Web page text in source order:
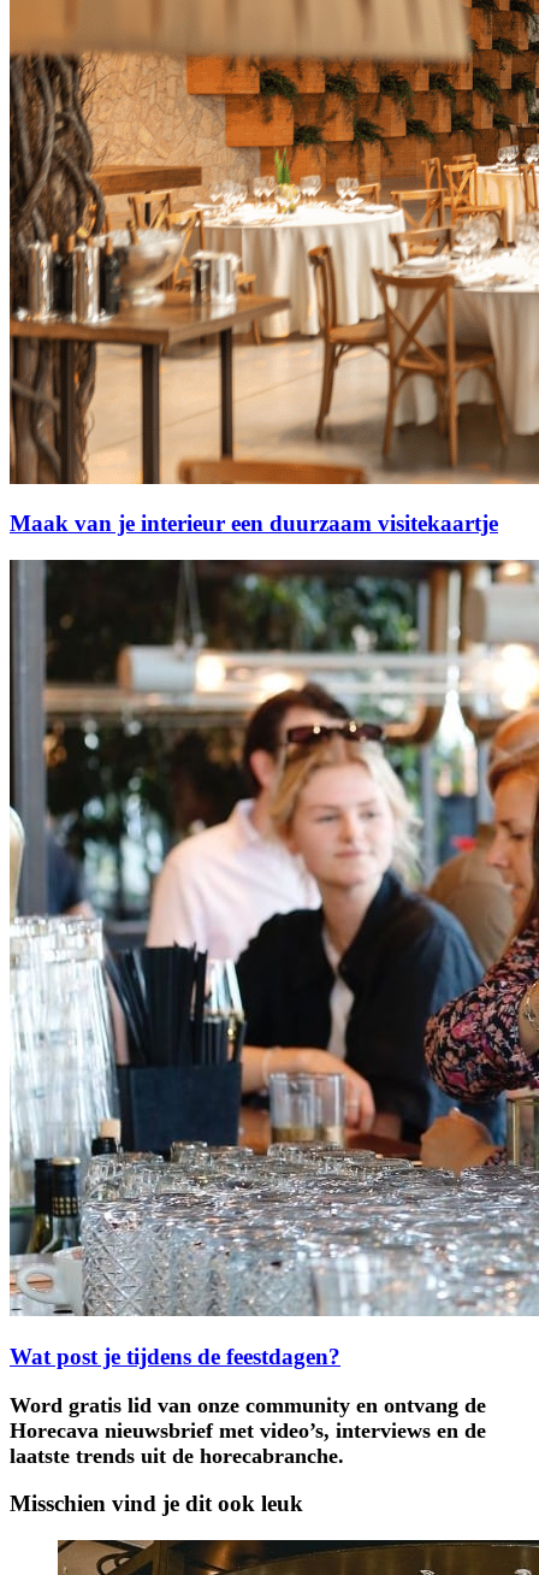
Maak van je interieur een duurzaam visitekaartje
Wat post je tijdens de feestdagen?
Word gratis lid van onze community en ontvang de
Horecava nieuwsbrief met video’s, interviews en de
laatste trends uit de horecabranche.
Misschien vind je dit ook leuk